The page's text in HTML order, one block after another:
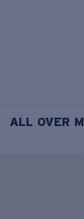
OBJECTIF
ALL OVER